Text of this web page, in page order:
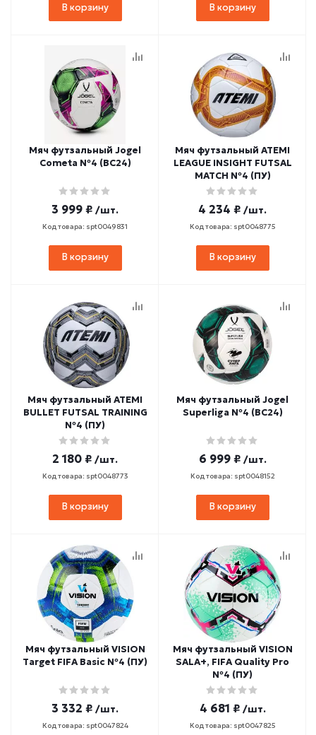
В корзину В корзину
Мяч футзальный Jogel
Cometa №4 (BC24)
3 999 ₽ /шт.
Код товара: spt0049831
В корзину
Мяч футзальный ATEMI
LEAGUE INSIGHT FUTSAL
MATCH №4 (ПУ)
4 234 ₽ /шт.
Код товара: spt0048775
В корзину
Мяч футзальный ATEMI
BULLET FUTSAL TRAINING
№4 (ПУ)
2 180 ₽ /шт.
Код товара: spt0048773
В корзину
Мяч футзальный Jogel
Superliga №4 (BC24)
6 999 ₽ /шт.
Код товара: spt0048152
В корзину
Мяч футзальный VISION
Target FIFA Basic №4 (ПУ)
3 332 ₽ /шт.
Код товара: spt0047824
Мяч футзальный VISION
SALA+, FIFA Quality Pro
№4 (ПУ)
4 681 ₽ /шт.
Код товара: spt0047825